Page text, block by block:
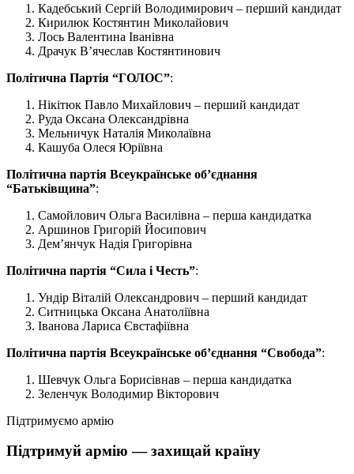
Кадебський Сергій Володимирович – перший кандидат
Кирилюк Костянтин Миколайович
Лось Валентина Іванівна
Драчук В’ячеслав Костянтинович
Політична Партія “ГОЛОС”:
Нікітюк Павло Михайлович – перший кандидат
Руда Оксана Олександрівна
Мельничук Наталія Миколаївна
Кашуба Олеся Юріївна
Політична партія Всеукраїнське об’єднання
“Батьківщина”:
Самойлович Ольга Василівна – перша кандидатка
Аршинов Григорій Йосипович
Дем’янчук Надія Григорівна
Політична партія “Сила і Честь”:
Ундір Віталій Олександрович – перший кандидат
Ситницька Оксана Анатоліївна
Іванова Лариса Євстафіївна
Політична партія Всеукраїнське об’єднання “Свобода”:
Шевчук Ольга Борисівнав – перша кандидатка
Зеленчук Володимир Вікторович
Підтримуємо армію
Підтримуй армію — захищай країну